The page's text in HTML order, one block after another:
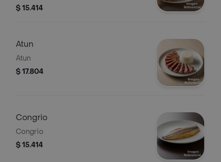
$ 15.414
Atun
Atun
$ 17.804
Congrio
Congrio
$ 15.414